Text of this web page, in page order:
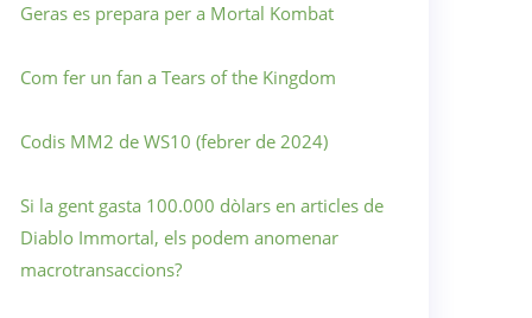
Geras es prepara per a Mortal Kombat
Com fer un fan a Tears of the Kingdom
Codis MM2 de WS10 (febrer de 2024)
Si la gent gasta 100.000 dòlars en articles de
Diablo Immortal, els podem anomenar
macrotransaccions?